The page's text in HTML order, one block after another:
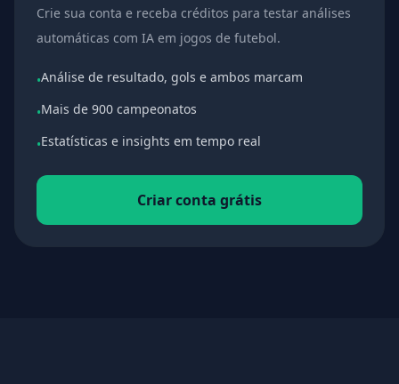
Crie sua conta e receba créditos para testar análises
automáticas com IA em jogos de futebol.
•Análise de resultado, gols e ambos marcam
•Mais de 900 campeonatos
•Estatísticas e insights em tempo real
Criar conta grátis